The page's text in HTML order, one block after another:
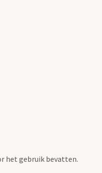
het gebruik bevatten.